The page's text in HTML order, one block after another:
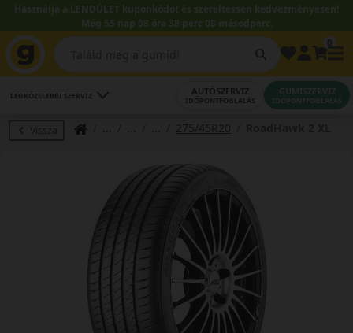
Használja a LENDÜLET kuponkódot és szereltessen kedvezményesen!
Még 55 nap 08 óra 38 perc 07 másodperc.
LEGKÖZELEBBI SZERVIZ AUTÓSZERVIZ
IDŐPONTFOGLALÁS
GUMISZERVIZ
IDŐPONTFOGLALÁS
Vissza 275/45R20